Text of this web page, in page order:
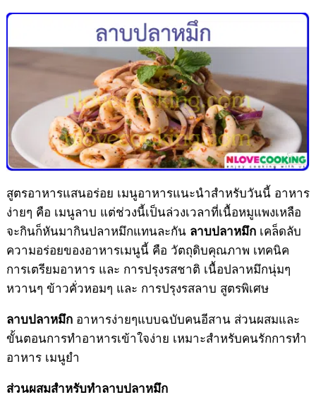
สูตรอาหารแสนอร่อย เมนูอาหารแนะนำสำหรับวันนี้ อาหาร
ง่ายๆ คือ เมนูลาบ แต่ช่วงนี้เป็นล่วงเวลาที่เนื้อหมูแพงเหลือ
จะกินก็หันมากินปลาหมึกแทนละกัน ลาบปลาหมึกเคล็ดลับ
ความอร่อยของอาหารเมนูนี้ คือ วัตถุดิบคุณภาพ เทคนิค
การเตรียมอาหาร และ การปรุงรสชาติ เนื้อปลาหมึกนุ่มๆ
หวานๆ ข้าวคั่วหอมๆ และ การปรุงรสลาบ สูตรพิเศษ
ลาบปลาหมึกอาหารง่ายๆแบบฉบับคนอีสาน ส่วนผสมและ
ขั้นตอนการทำอาหารเข้าใจง่าย เหมาะสำหรับคนรักการทำ
อาหาร เมนูยำ
ส่วนผสมสำหรับทำลาบปลาหมึก